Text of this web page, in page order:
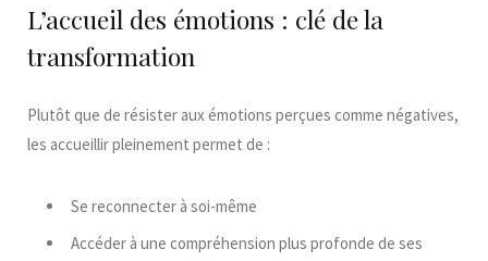
L’accueil des émotions : clé de la
transformation
Plutôt que de résister aux émotions perçues comme négatives,
les accueillir pleinement permet de :​
Se reconnecter à soi-même​
Accéder à une compréhension plus profonde de ses